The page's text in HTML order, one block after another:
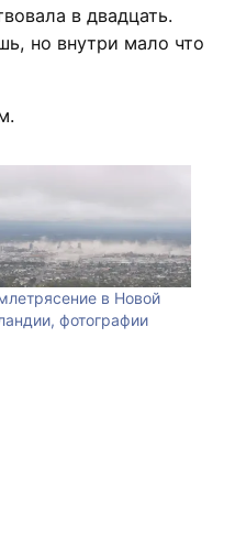
в двадцать.
но внутри мало что
в Новой
фотографии